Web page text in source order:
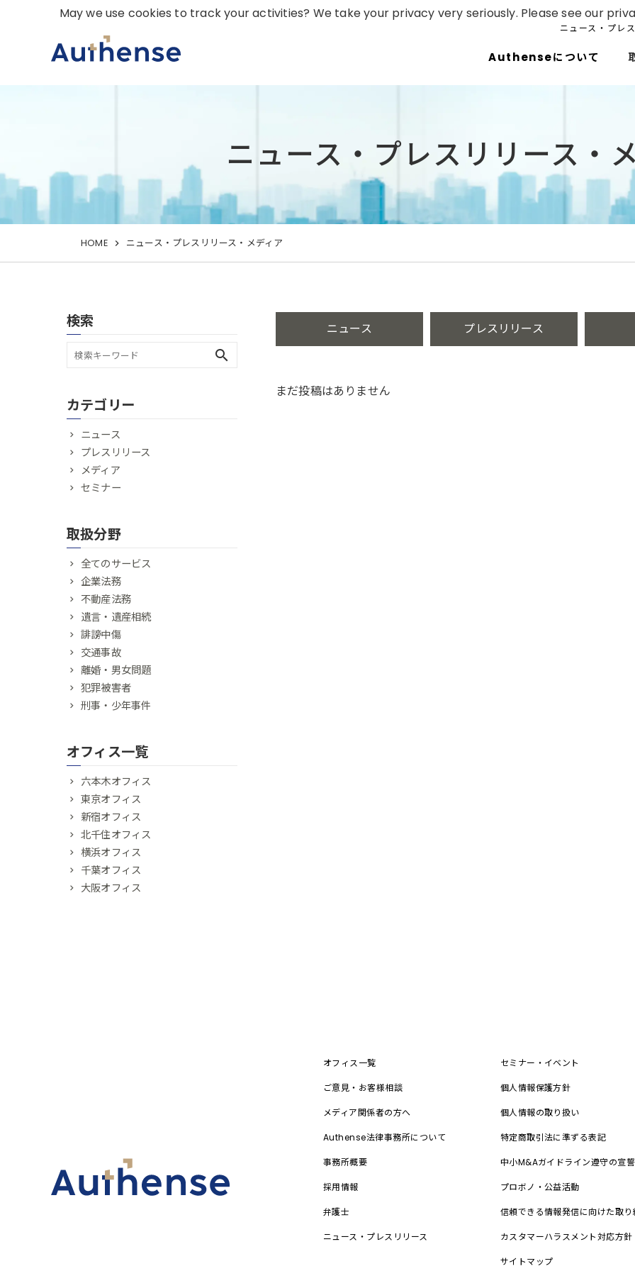
ニュース・プレ
Authenseについて
ニュース・プレスリリース・
HOME ニュース・プレスリリース・メディア
ニュース プレスリリース
まだ投稿はありません
検索
search
カテゴリー
ニュース
プレスリリース
メディア
セミナー
取扱分野
全てのサービス
企業法務
不動産法務
遺言・遺産相続
誹謗中傷
交通事故
離婚・男女問題
犯罪被害者
刑事・少年事件
オフィス一覧
六本木オフィス
東京オフィス
新宿オフィス
北千住オフィス
横浜オフィス
千葉オフィス
大阪オフィス
オフィス一覧
ご意見・お客様相談
メディア関係者の方へ
Authense法律事務所について
事務所概要
採用情報
弁護士
ニュース・プレスリリース
セミナー・イベント
個人情報保護方針
個人情報の取り扱い
特定商取引法に準ずる表記
中小M&Aガイドライン遵守の宣誓
プロボノ・公益活動
信頼できる情報発信に向けた取り
カスタマーハラスメント対応方針
サイトマップ
May we use cookies to track your activities? We take your privacy very seriously. Please see our